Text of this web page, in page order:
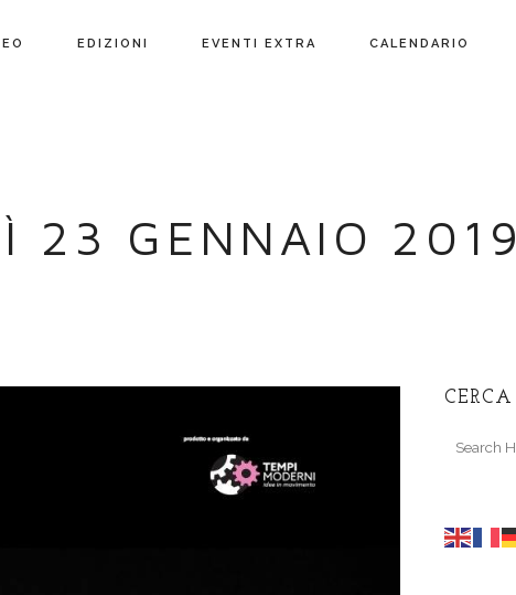
EDIZIONI EVENTI EXTRA CALENDARIO
23 GENNAIO 2019
CERCA